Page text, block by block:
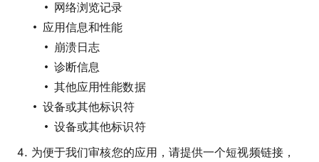
网络浏览记录
应用信息和性能
崩溃日志
诊断信息
其他应用性能数据
设备或其他标识符
设备或其他标识符
为便于我们审核您的应用，请提供一个短视频链接，